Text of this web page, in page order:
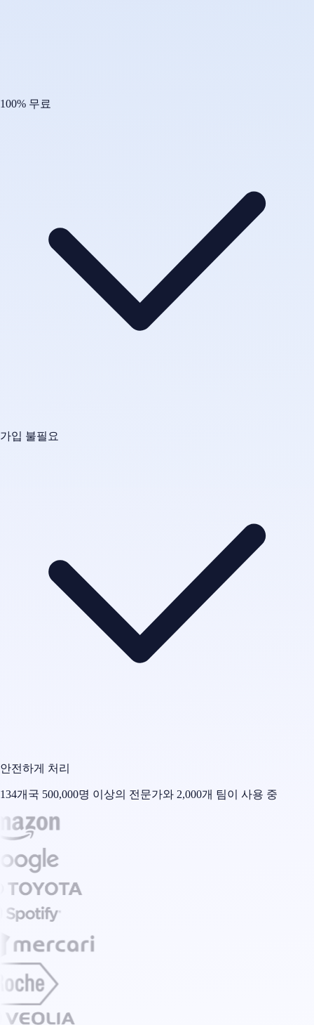
100% 무료
가입 불필요
안전하게 처리
134개국 500,000명 이상의 전문가와 2,000개 팀이 사용 중